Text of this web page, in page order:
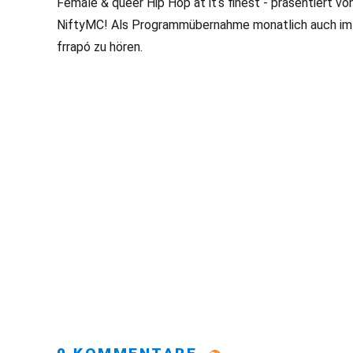
NiftyMC! Als Programmübernahme monatlich auch im
frrapó zu hören.